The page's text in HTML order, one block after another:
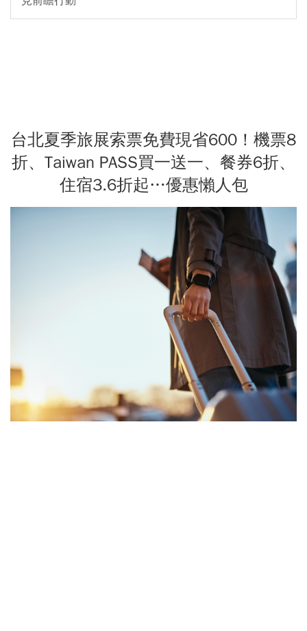
台北夏季旅展索票免費現省600！機票8
折、Taiwan PASS買一送一、餐券6折、
住宿3.6折起…優惠懶人包